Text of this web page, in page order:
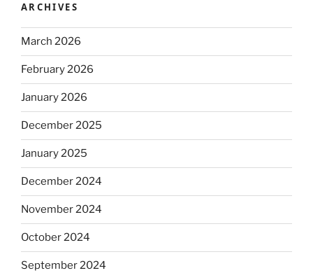
ARCHIVES
March 2026
February 2026
January 2026
December 2025
January 2025
December 2024
November 2024
October 2024
September 2024